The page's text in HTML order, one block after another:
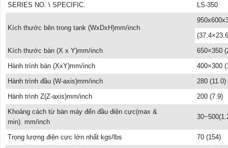
SERIES NO. \ SPECIFIC. LS-350
Kích thước bên trong tank (WxDxH)mm/inch
Kích thước bàn (X x Y)mm/inch
650×350
Hành trình bàn (XxY)mm/inch
400×300
Hành trình đầu (W-axis)mm/inch
280 (11.0)
Hành trình Z(Z-axis)mm/inch
200 (7.9)
Khoảng cách từ bàn máy đến đầu điện cực(max &
min). mm/inch
Trọng lượng điện cực lớn nhất kgs/lbs
70 (154)